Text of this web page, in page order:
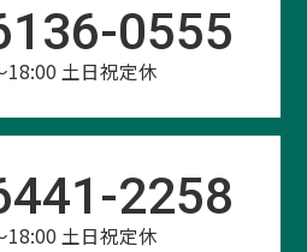
0555
18:00 土日祝定休
2258
18:00 土日祝定休